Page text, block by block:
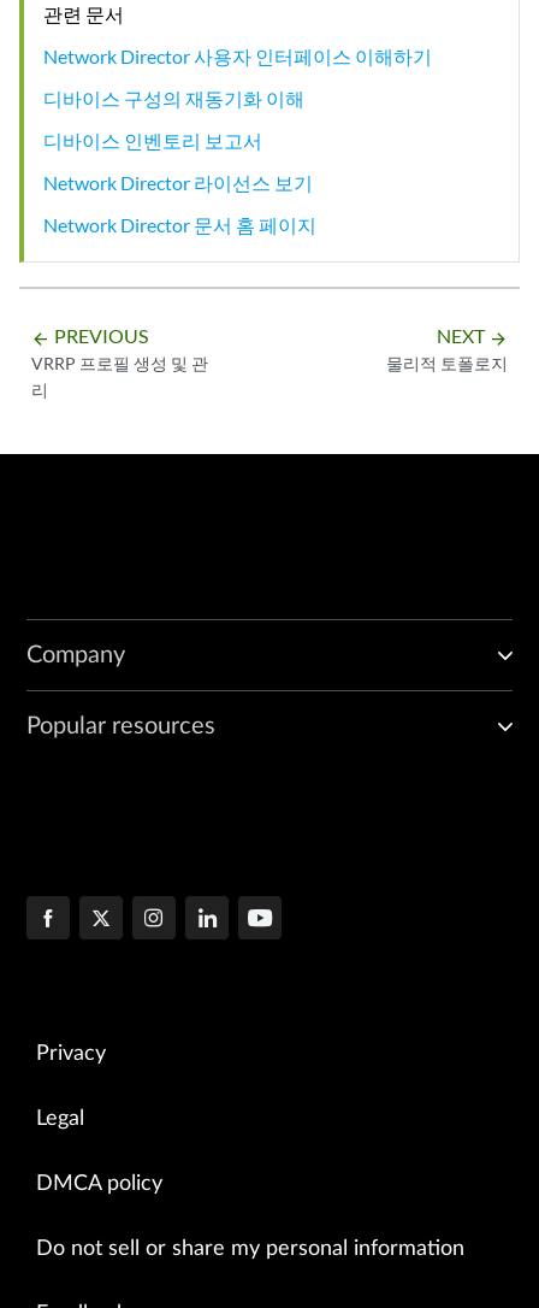
관련 문서
Network Director 사용자 인터페이스 이해하기
디바이스 구성의 재동기화 이해
디바이스 인벤토리 보고서
Network Director 라이선스 보기
Network Director 문서 홈 페이지
arrow_backward PREVIOUS
VRRP 프로필 생성 및 관
리
NEXT arrow_forward
물리적 토폴로지
Company
Popular resources
Privacy
Legal
DMCA policy
Do not sell or share my personal information